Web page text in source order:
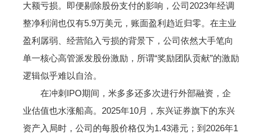
大额亏损。即便剔除股份支付的影响，公司2023年经调
整净利润也仅有5.9万美元，账面盈利趋近归零。在主业
盈利孱弱、经营陷入亏损的背景下，公司依然大手笔向
单一核心高管派发股份激励，所谓“奖励团队贡献”的激励
逻辑似乎难以自洽。
在冲刺IPO期间，米多多还多次进行外部融资，企
业估值也水涨船高。2025年10月，东兴证券旗下的东兴
资产入局时，公司的每股价格仅为1.43港元；到2026年1